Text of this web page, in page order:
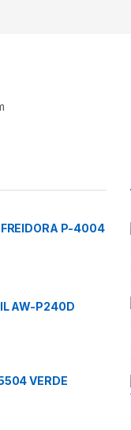
FREIDORA P-4004
AW-P240D
VERDE